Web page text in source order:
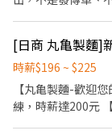
伴——一週至少要能
偶爾做一天的，這個職缺不適合。 🗓
不排你的時間，
聲就好，不扣錢、不記點。 🌙 嘉義每週固定
週二：彩虹夜市、
時薪$196 ~ $225
【丸亀製麵-歡迎您的加入】 【薪資】 ►到職
練，時薪達200元 【工作說明】 ►不分內/外場屬於合併型態的工